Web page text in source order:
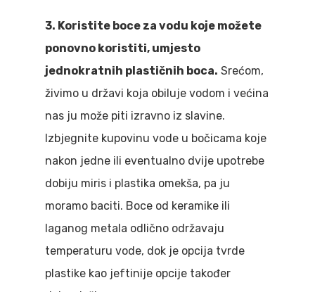
3. Koristite boce za vodu koje možete
ponovno koristiti, umjesto
jednokratnih plastičnih boca. Srećom,
živimo u državi koja obiluje vodom i većina
nas ju može piti izravno iz slavine.
Izbjegnite kupovinu vode u bočicama koje
nakon jedne ili eventualno dvije upotrebe
dobiju miris i plastika omekša, pa ju
moramo baciti. Boce od keramike ili
laganog metala odlično održavaju
temperaturu vode, dok je opcija tvrde
plastike kao jeftinije opcije također